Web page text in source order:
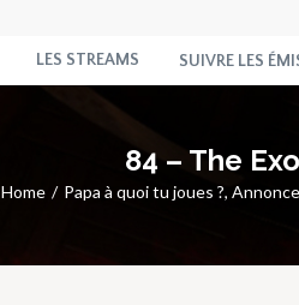
LES STREAMS SUIVRE LES
84 – The
Home Papa à quoi tu joues ?, Annonce